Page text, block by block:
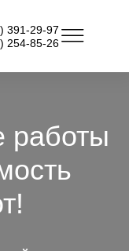
391-29-97
254-85-26
работы